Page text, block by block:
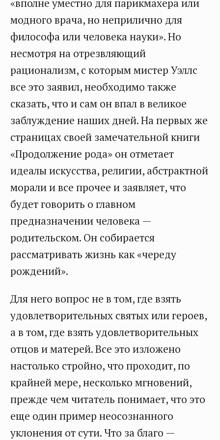
«вполне уместно для парикмахера или
модного врача, но неприлично для
философа или человека науки». Но
несмотря на отрезвляющий
рационализм, с которым мистер Уэллс
все это заявил, необходимо также
сказать, что и сам он впал в великое
заблуждение наших дней. На первых же
страницах своей замечательной книги
«Продолжение рода» он отметает
идеалы искусства, религии, абстрактной
морали и все прочее и заявляет, что
будет говорить о главном
предназначении человека —
родительском. Он собирается
рассматривать жизнь как «череду
рождений».
Для него вопрос не в том, где взять
удовлетворительных святых или героев,
а в том, где взять удовлетворительных
отцов и матерей. Все это изложено
настолько стройно, что проходит, по
крайней мере, несколько мгновений,
прежде чем читатель понимает, что это
еще один пример неосознанного
уклонения от сути. Что за благо —